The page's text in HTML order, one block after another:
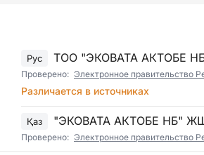
Рус ТОО "ЭКОВАТА АКТОБЕ
Проверено: Электронное правительство
Различается в источниках
Қаз "ЭКОВАТА АКТОБЕ НБ"
Проверено: Электронное правительство